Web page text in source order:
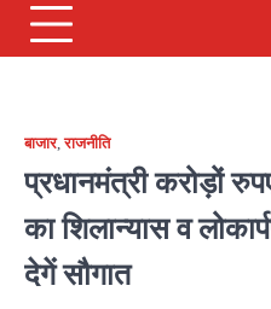
बाजार,राजनीति
प्रधानमंत्री करोड़ों
का शिलान्यास व
देगें सौगात